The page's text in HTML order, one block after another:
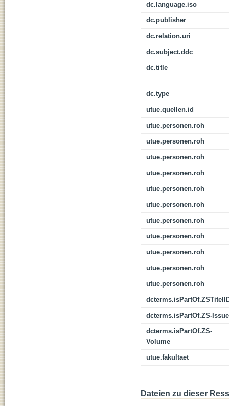
dc.language.iso
dc.publisher
dc.relation.uri
dc.subject.ddc
dc.title
dc.type
utue.quellen.id
utue.personen.roh
utue.personen.roh
utue.personen.roh
utue.personen.roh
utue.personen.roh
utue.personen.roh
utue.personen.roh
utue.personen.roh
utue.personen.roh
utue.personen.roh
utue.personen.roh
dcterms.isPartOf.ZS-Issue
dcterms.isPartOf.ZS-
Volume
utue.fakultaet
Dateien zu dieser